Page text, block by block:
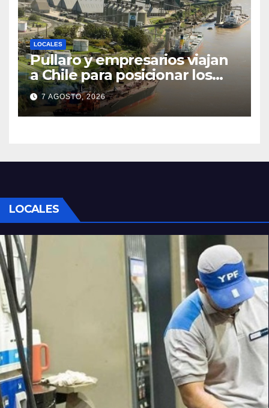
LOCALES
Pullaro y empresarios viajan
a Chile para posicionar los
puertos del sur de Santa Fe
como salida para las
exportaciones mineras
7 AGOSTO, 2026
LOCALES